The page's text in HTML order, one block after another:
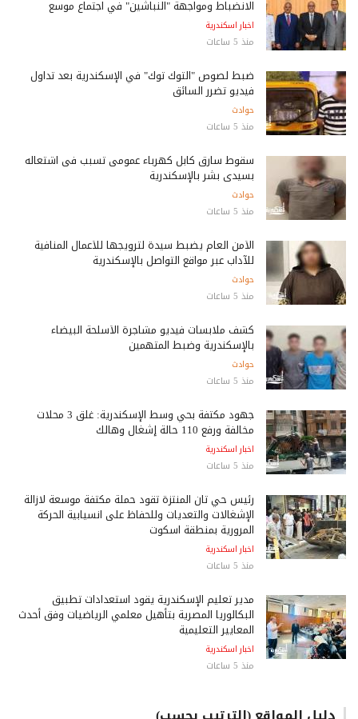
الانضباط ومواجهة "النباشين" في اجتماع موسع
اخبار اسكندرية
منذ 5 ساعات
ضبط لصوص "التوك توك" في الإسكندرية بعد تداول
فيديو تضرر السائق
حوادث
منذ 5 ساعات
سقوط سارق كابل كهرباء عمومى تسبب فى اشتعاله
بسيدى بشر بالإسكندرية
حوادث
منذ 5 ساعات
الأمن العام يضبط سيدة لترويجها للأعمال المنافية
للآداب عبر مواقع التواصل بالإسكندرية
حوادث
منذ 5 ساعات
كشف ملابسات فيديو مشاجرة الأسلحة البيضاء
بالإسكندرية وضبط المتهمين
حوادث
منذ 5 ساعات
جهود مكثفة بحي وسط الإسكندرية: غلق 3 محلات
مخالفة ورفع 110 حالة إشغال وهالك
اخبار اسكندرية
منذ 5 ساعات
رئيس حي ثان المنتزة تقود حملة مكثفة موسعة لازالة
الإشغالات والتعديات وللحفاظ على انسيابية الحركة
المرورية بمنطقة اسكوت
اخبار اسكندرية
منذ 5 ساعات
مدير تعليم الإسكندرية يقود استعدادات تطبيق
البكالوريا المصرية بتأهيل معلمي الرياضيات وفق أحدث
المعايير التعليمية
اخبار اسكندرية
منذ 5 ساعات